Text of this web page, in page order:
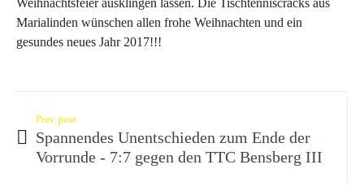
Weihnachtsfeier ausklingen lassen. Die Tischtenniscracks aus
Marialinden wünschen allen frohe Weihnachten und ein
gesundes neues Jahr 2017!!!
Prev post
Spannendes Unentschieden zum Ende der
Vorrunde - 7:7 gegen den TTC Bensberg III